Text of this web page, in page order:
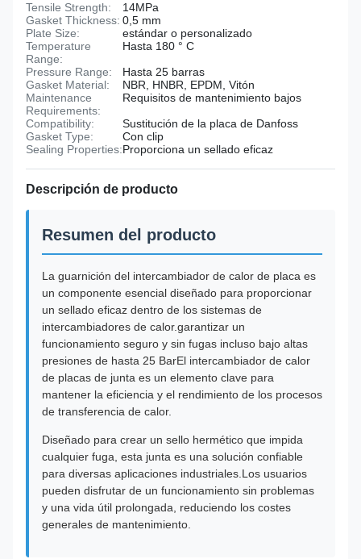
Tensile Strength:
14MPa
Gasket Thickness: 0,5 mm
Plate Size:
estándar o personalizado
Temperature
Range:
Hasta 180 ° C
Pressure Range:
Hasta 25 barras
Gasket Material:
NBR, HNBR, EPDM, Vitón
Maintenance
Requirements:
Requisitos de mantenimiento bajos
Compatibility:
Sustitución de la placa de Danfoss
Gasket Type:
Con clip
Sealing Properties:Proporciona un sellado eficaz
Descripción de producto
Resumen del producto
La guarnición del intercambiador de calor de placa es
un componente esencial diseñado para proporcionar
un sellado eficaz dentro de los sistemas de
intercambiadores de calor.garantizar un
funcionamiento seguro y sin fugas incluso bajo altas
presiones de hasta 25 BarEl intercambiador de calor
de placas de junta es un elemento clave para
mantener la eficiencia y el rendimiento de los procesos
de transferencia de calor.
Diseñado para crear un sello hermético que impida
cualquier fuga, esta junta es una solución confiable
para diversas aplicaciones industriales.Los usuarios
pueden disfrutar de un funcionamiento sin problemas
y una vida útil prolongada, reduciendo los costes
generales de mantenimiento.